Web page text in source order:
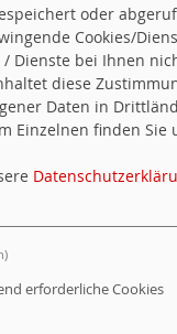
oder
Cookies/
Dienste bei Ihnen
diese
Daten in
Einzelnen finden
erforderliche Cookies